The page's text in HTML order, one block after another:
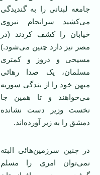
جامعه لبنانی را به گنديدگی
می‌کشيد سرانجام نيروی
خيابان را کشف کردند (در
مصر نيز دارد چنين می‌شود.)
مسيحی و دروز و کمتری
مسلمان، يک صدا رهائی
ميهن خود را از بندگی سوريه
می‌خواهند و تا همين جا
نخست وزير دست نشانده
دمشق را به زير آورده‌اند.
در چنين سرزمين‌هائی البته
نمی‌توان امری را مسلم